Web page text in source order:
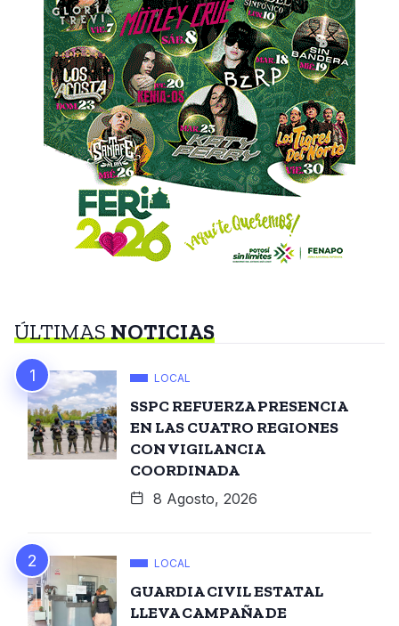
ÚLTIMASNOTICIAS
LOCAL
SSPC REFUERZA PRESENCIA
EN LAS CUATRO REGIONES
CON VIGILANCIA
COORDINADA
8 Agosto, 2026
LOCAL
GUARDIA CIVIL ESTATAL
LLEVA CAMPAÑA DE